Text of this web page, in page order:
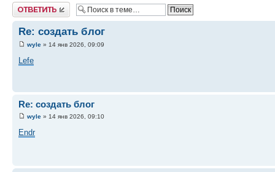
Ответить
Re: создать блог
wyle » 14 янв 2026, 09:09
Lefe
Re: создать блог
wyle » 14 янв 2026, 09:10
Endr